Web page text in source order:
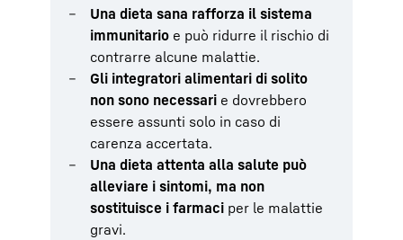
Una dieta sana rafforza il sistema
immunitario e può ridurre il rischio di
contrarre alcune malattie.
Gli integratori alimentari di solito
non sono necessari e dovrebbero
essere assunti solo in caso di
carenza accertata.
Una dieta attenta alla salute può
alleviare i sintomi, ma non
sostituisce i farmaci per le malattie
gravi.